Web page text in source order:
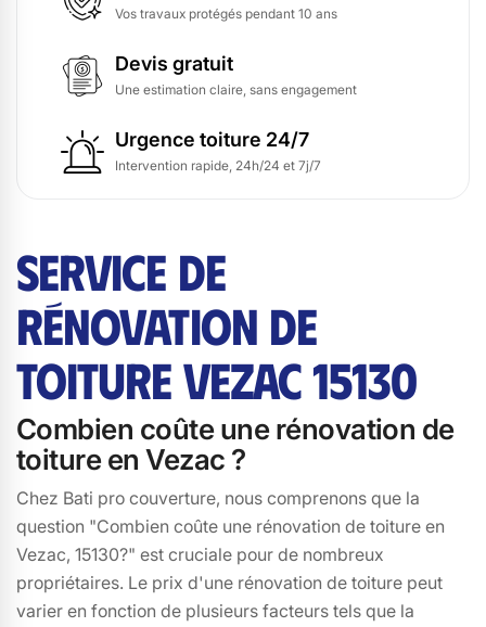
Vos travaux protégés pendant 10 ans
Devis gratuit
Une estimation claire, sans engagement
Urgence toiture 24/7
Intervention rapide, 24h/24 et 7j/7
SERVICE DE
RÉNOVATION DE
TOITURE VEZAC 15130
Combien coûte une rénovation de
toiture en Vezac ?
Chez Bati pro couverture, nous comprenons que la
question "Combien coûte une rénovation de toiture en
Vezac, 15130?" est cruciale pour de nombreux
propriétaires. Le prix d'une rénovation de toiture peut
varier en fonction de plusieurs facteurs tels que la